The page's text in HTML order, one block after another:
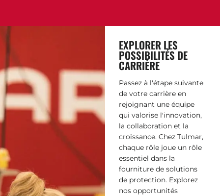
EXPLORER LES
POSSIBILITÉS DE
CARRIÈRE
Passez à l'étape suivante
de votre carrière en
rejoignant une équipe
qui valorise l'innovation,
la collaboration et la
croissance. Chez Tulmar,
chaque rôle joue un rôle
essentiel dans la
fourniture de solutions
de protection. Explorez
nos opportunités